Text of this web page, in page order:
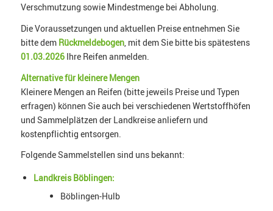
Verschmutzung sowie Mindestmenge bei Abholung.
Die Voraussetzungen und aktuellen Preise entnehmen Sie
bitte dem Rückmeldebogen, mit dem Sie bitte bis spätestens
01.03.2026Ihre Reifen anmelden.
Alternative für kleinere Mengen
Kleinere Mengen an Reifen (bitte jeweils Preise und Typen
erfragen) können Sie auch bei verschiedenen Wertstoffhöfen
und Sammelplätzen der Landkreise anliefern und
kostenpflichtig entsorgen.
Folgende Sammelstellen sind uns bekannt:
Landkreis Böblingen:
Böblingen-Hulb